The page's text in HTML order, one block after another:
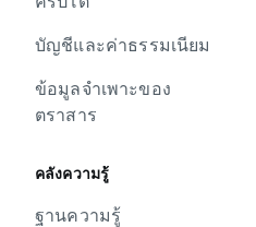
บัญชีและค่าธรรมเนียม
ข้อมูลจำเพาะของ
ตราสาร
คลังความรู้
ฐานความรู้